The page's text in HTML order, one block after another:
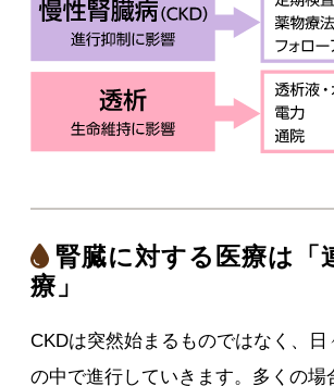
腎臓に対する医療は「
療」
CKDは突然始まるものではなく、日
の中で進行していきます。多くの場